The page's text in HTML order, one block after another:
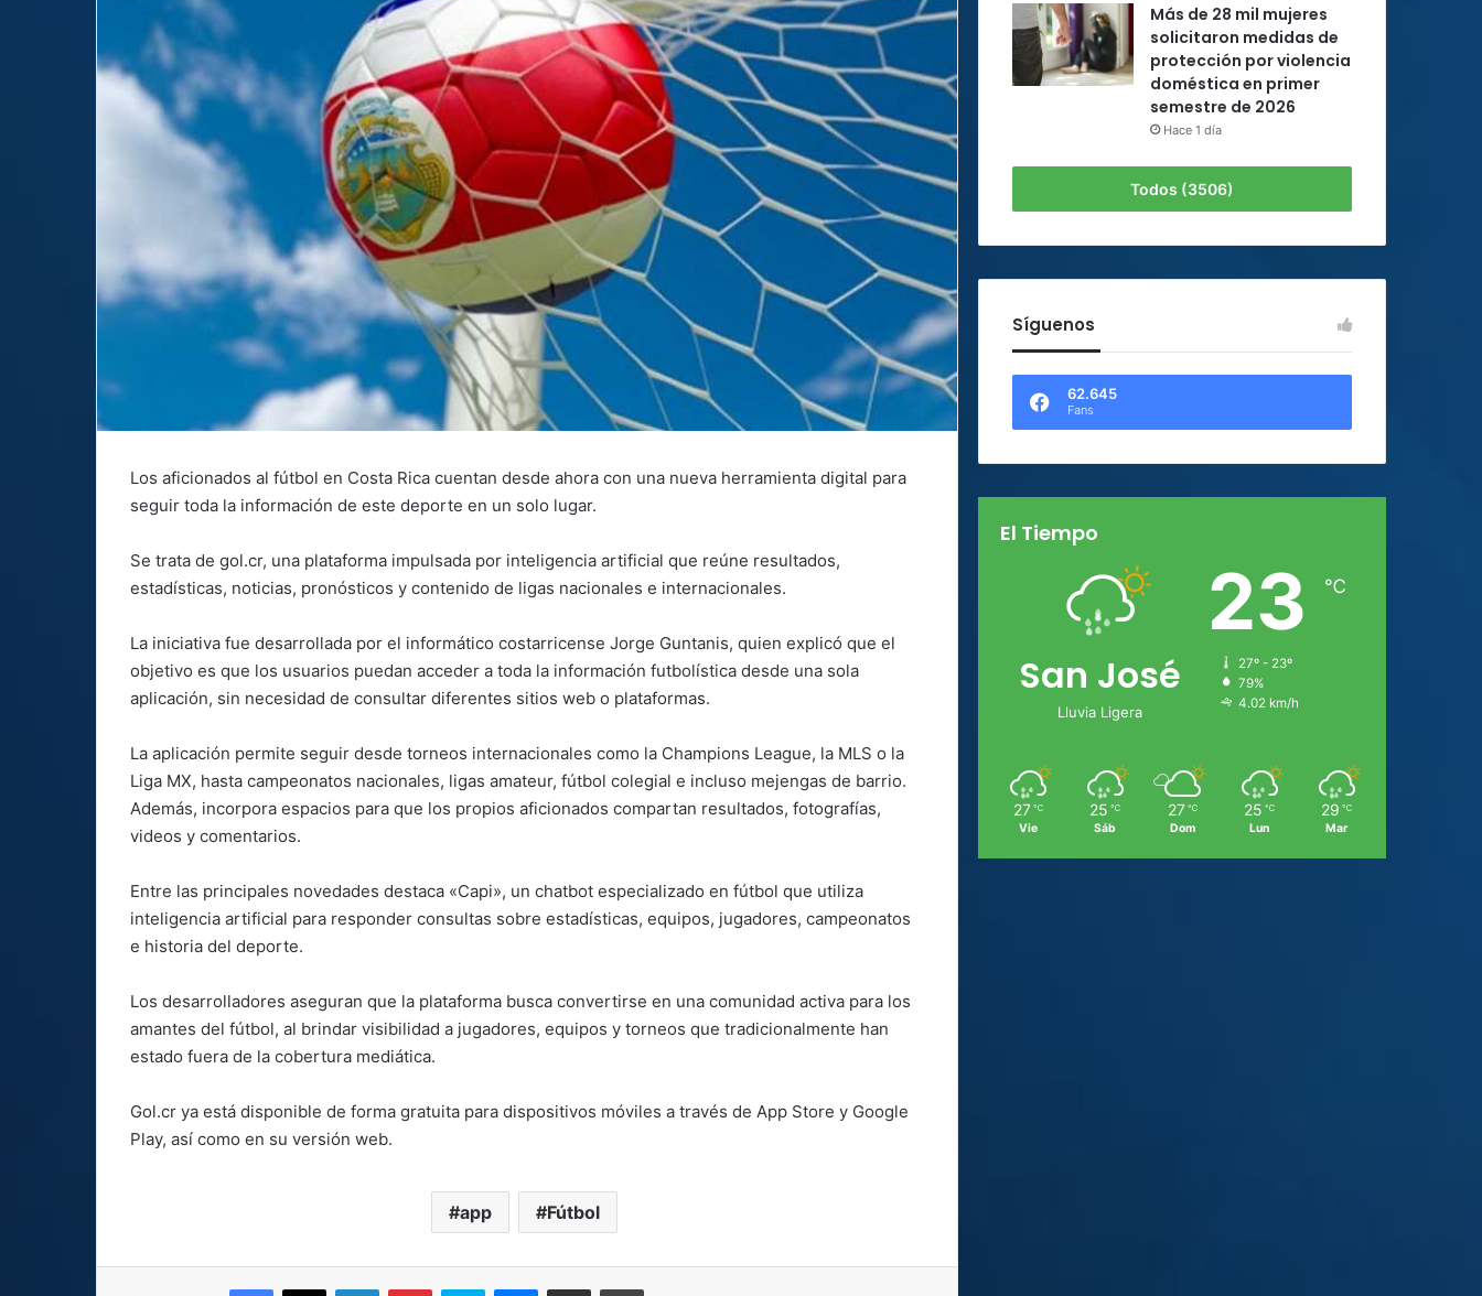
Los aficionados al fútbol en Costa Rica cuentan desde ahora con una nueva herramienta digital para
seguir toda la información de este deporte en un solo lugar.
Se trata de gol.cr, una plataforma impulsada por inteligencia artificial que reúne resultados,
estadísticas, noticias, pronósticos y contenido de ligas nacionales e internacionales.
La iniciativa fue desarrollada por el informático costarricense Jorge Guntanis, quien explicó que el
objetivo es que los usuarios puedan acceder a toda la información futbolística desde una sola
aplicación, sin necesidad de consultar diferentes sitios web o plataformas.
La aplicación permite seguir desde torneos internacionales como la Champions League, la MLS o la
Liga MX, hasta campeonatos nacionales, ligas amateur, fútbol colegial e incluso mejengas de barrio.
Además, incorpora espacios para que los propios aficionados compartan resultados, fotografías,
videos y comentarios.
Entre las principales novedades destaca «Capi», un chatbot especializado en fútbol que utiliza
inteligencia artificial para responder consultas sobre estadísticas, equipos, jugadores, campeonatos
e historia del deporte.
Los desarrolladores aseguran que la plataforma busca convertirse en una comunidad activa para los
amantes del fútbol, al brindar visibilidad a jugadores, equipos y torneos que tradicionalmente han
estado fuera de la cobertura mediática.
Gol.cr ya está disponible de forma gratuita para dispositivos móviles a través de App Store y Google
Play, así como en su versión web.
app Fútbol
Facebook
X LinkedInPinterestSkype MessengerCompartir por correo electrónicoImprimir
Más de 28 mil mujeres
solicitaron medidas de
protección por violencia
doméstica en primer
semestre de 2026
Hace 1 día
Todos (3506)
Síguenos
62.645
Fans
El Tiempo
San José
Lluvia Ligera
23 ℃
27º - 23º
79%
4.02 km/h
27 ℃
Vie
25 ℃
Sáb
27 ℃
Dom
25 ℃
Lun
29 ℃
Mar